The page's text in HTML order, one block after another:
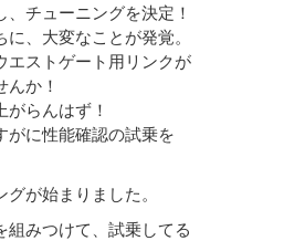
チューニングを決定！
、大変なことが発覚。
エストゲート用リンクが
か！
がらんはず！
がに性能確認の試乗を
が始まりました。
組みつけて、試乗してる